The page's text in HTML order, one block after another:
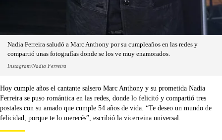
Nadia Ferreira saludó a Marc Anthony por su cumpleaños en las redes y
compartió unas fotografías donde se los ve muy enamorados.
Instagram/Nadia Ferreira
Hoy cumple años el cantante salsero Marc Anthony y su prometida Nadia
Ferreira se puso romántica en las redes, donde lo felicitó y compartió tres
postales con su amado que cumple 54 años de vida. “Te deseo un mundo de
felicidad, porque te lo merecés”, escribió la vicerreina universal.